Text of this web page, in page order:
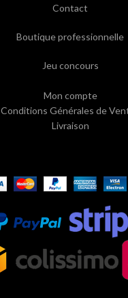
Contact
Boutique professionnelle
Jeu concours
Mon compte
Conditions Générales de
Livraison